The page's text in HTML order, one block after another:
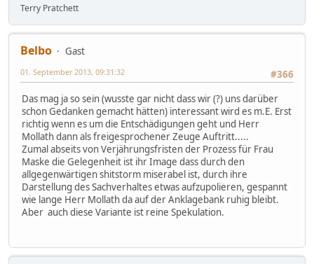
Terry Pratchett
Belbo
Gast
#366
01. September 2013, 09:31:32
Das mag ja so sein (wusste gar nicht dass wir (?) uns darüber
schon Gedanken gemacht hätten) interessant wird es m.E. Erst
richtig wenn es um die Entschädigungen geht und Herr
Mollath dann als freigesprochener Zeuge Auftritt.....
Zumal abseits von Verjährungsfristen der Prozess für Frau
Maske die Gelegenheit ist ihr Image dass durch den
allgegenwärtigen shitstorm miserabel ist, durch ihre
Darstellung des Sachverhaltes etwas aufzupolieren, gespannt
wie lange Herr Mollath da auf der Anklagebank ruhig bleibt.
Aber auch diese Variante ist reine Spekulation.